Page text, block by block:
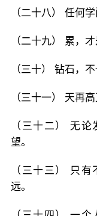
（二十八） 任何
（二十九） 累，才
（三十） 钻石，
（三十一） 天再
（三十二） 无
望。
（三十三） 只
远。